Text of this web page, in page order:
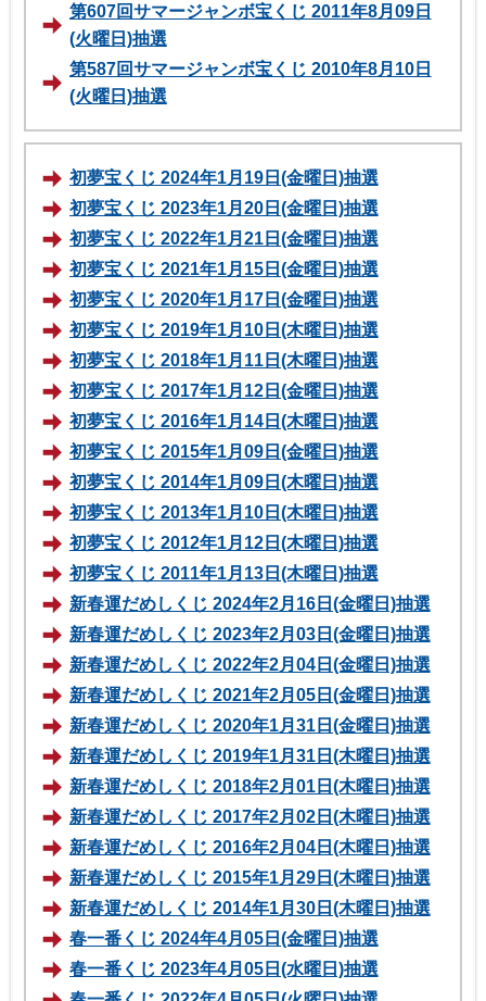
第607回サマージャンボ宝くじ 2011年8月09日
(火曜日)抽選
第587回サマージャンボ宝くじ 2010年8月10日
(火曜日)抽選
初夢宝くじ 2024年1月19日(金曜日)抽選
初夢宝くじ 2023年1月20日(金曜日)抽選
初夢宝くじ 2022年1月21日(金曜日)抽選
初夢宝くじ 2021年1月15日(金曜日)抽選
初夢宝くじ 2020年1月17日(金曜日)抽選
初夢宝くじ 2019年1月10日(木曜日)抽選
初夢宝くじ 2018年1月11日(木曜日)抽選
初夢宝くじ 2017年1月12日(金曜日)抽選
初夢宝くじ 2016年1月14日(木曜日)抽選
初夢宝くじ 2015年1月09日(金曜日)抽選
初夢宝くじ 2014年1月09日(木曜日)抽選
初夢宝くじ 2013年1月10日(木曜日)抽選
初夢宝くじ 2012年1月12日(木曜日)抽選
初夢宝くじ 2011年1月13日(木曜日)抽選
新春運だめしくじ 2024年2月16日(金曜日)抽選
新春運だめしくじ 2023年2月03日(金曜日)抽選
新春運だめしくじ 2022年2月04日(金曜日)抽選
新春運だめしくじ 2021年2月05日(金曜日)抽選
新春運だめしくじ 2020年1月31日(金曜日)抽選
新春運だめしくじ 2019年1月31日(木曜日)抽選
新春運だめしくじ 2018年2月01日(木曜日)抽選
新春運だめしくじ 2017年2月02日(木曜日)抽選
新春運だめしくじ 2016年2月04日(木曜日)抽選
新春運だめしくじ 2015年1月29日(木曜日)抽選
新春運だめしくじ 2014年1月30日(木曜日)抽選
春一番くじ 2024年4月05日(金曜日)抽選
春一番くじ 2023年4月05日(水曜日)抽選